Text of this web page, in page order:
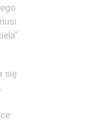
się